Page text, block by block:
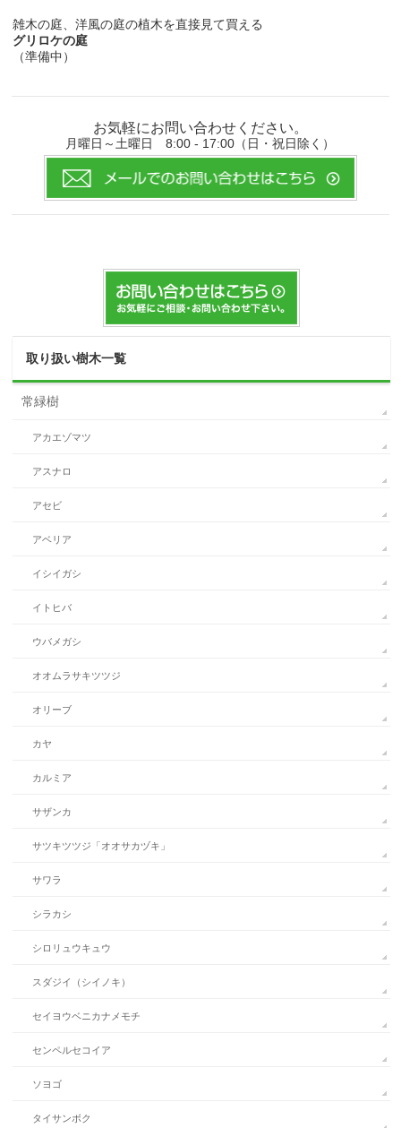
雑木の庭、洋風の庭の植木を直接見て買える
グリロケの庭
（準備中）
お気軽にお問い合わせください。
月曜日～土曜日 8:00 - 17:00（日・祝日除く）
取り扱い樹木一覧
常緑樹
アカエゾマツ
アスナロ
アセビ
アベリア
イシイガシ
イトヒバ
ウバメガシ
オオムラサキツツジ
オリーブ
カヤ
カルミア
サザンカ
サツキツツジ「オオサカヅキ」
サワラ
シラカシ
シロリュウキュウ
スダジイ（シイノキ）
セイヨウベニカナメモチ
センペルセコイア
ソヨゴ
タイサンボク